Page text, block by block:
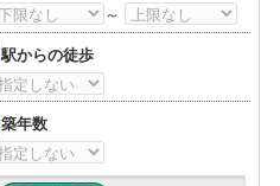
～
駅からの徒歩
築年数